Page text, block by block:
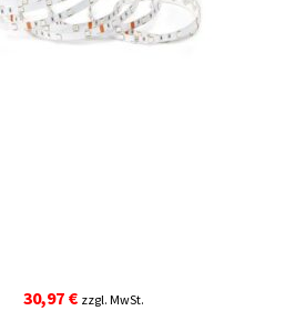
Ursprünglicher
30,97 €Aktueller
zzgl. MwSt.